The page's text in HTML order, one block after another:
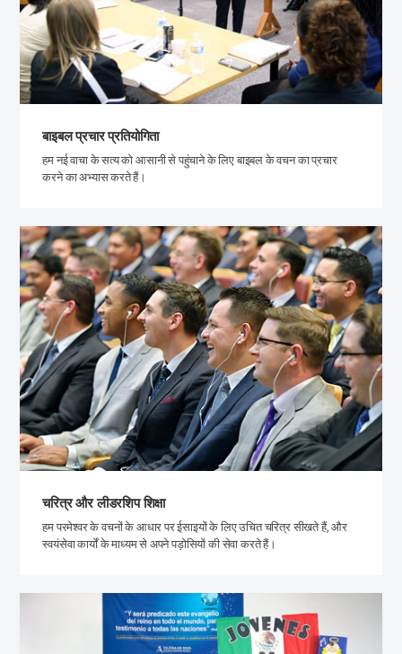
बाइबल प्रचार प्रतियोगिता
हम नई वाचा के सत्य को आसानी से पहुंचाने के लिए बाइबल के वचन का प्रचार
करने का अभ्यास करते हैं।
चरित्र और लीडरशिप शिक्षा
हम परमेश्वर के वचनों के आधार पर ईसाइयों के लिए उचित चरित्र सीखते हैं, और
स्वयंसेवा कार्यों के माध्यम से अपने पड़ोसियों की सेवा करते हैं।